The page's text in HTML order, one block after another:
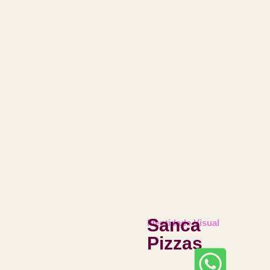
Identidade Visual
Sanca
Pizzas